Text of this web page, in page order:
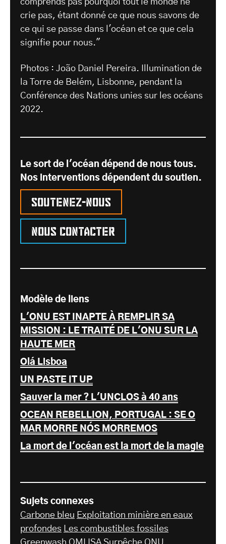
comprends pas pourquoi tout le monde ne
crie pas, étant donné ce que nous savons de
ce qui se passe dans l'océan et ce que cela
signifie pour nous."
Photos : João Daniel Pereira. Illumination de
la Torre de Belém, Lisbonne, pendant la
Conférence des Nations unies sur les océans
2022.
Le sort de l'océan dépend de nous tous.
Nos interventions dépendent du soutien.
Soutenez-nous
Nous contacter
Modèle de liens
L'ONU EST INAPTE À REMPLIR SA
MISSION : LE TRAITÉ DE L'ONU SUR LA
HAUTE MER
Olá Lisboa
UN PASTE IT UP
Sauver la mer ? L'UNCLOS à 40 ans
OCEAN REBELLION, PORTUGAL : SE O
MAR MORRE NÓS MORREMOS
La mort de l'océan est la mort de la magie
Sujets connexes
Carbone bleu Exploitation minière en eaux
profondes Les combustibles fossiles